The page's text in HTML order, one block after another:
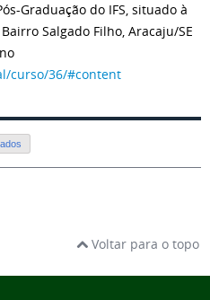
Graduação do IFS, situado à
Salgado Filho, Aracaju/SE
curso/36/#content
Voltar para o topo